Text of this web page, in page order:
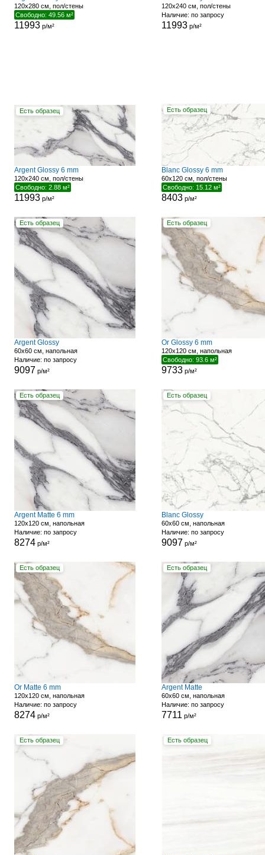
120x280 см, пол/стены
Свободно: 49.56 м²
11993р/м²
120x240 см, пол/стены
Наличие: по запросу
11993р/м²
Есть образец
Argent Glossy 6 mm
120x240 см, пол/стены
Свободно: 2.88 м²
11993р/м²
Есть образец
Blanc Glossy 6 mm
60x120 см, пол/стены
Свободно: 15.12 м²
8403р/м²
Есть образец
Argent Glossy
60x60 см, напольная
Наличие: по запросу
9097 р/м²
Есть образец
Or Glossy 6 mm
120x120 см, напольная
Свободно: 93.6 м²
9733р/м²
Есть образец
Argent Matte 6 mm
120x120 см, напольная
Наличие: по запросу
8274р/м²
Есть образец
Blanc Glossy
60x60 см, напольная
Наличие: по запросу
9097 р/м²
Есть образец
Or Matte 6 mm
120x120 см, напольная
Наличие: по запросу
8274р/м²
Есть образец
Argent Matte
60x60 см, напольная
Наличие: по запросу
7711 р/м²
Есть образец Есть образец